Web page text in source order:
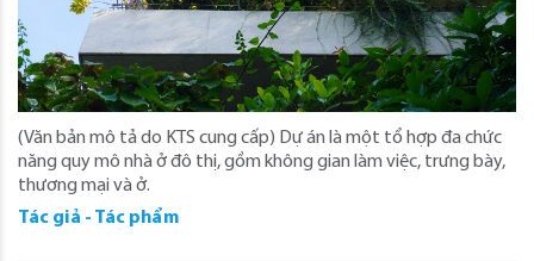
(Văn bản mô tả do KTS cung cấp) Dự án là một tổ hợp đa chức
năng quy mô nhà ở đô thị, gồm không gian làm việc, trưng bày,
thương mại và ở.
Tác giả - Tác phẩm